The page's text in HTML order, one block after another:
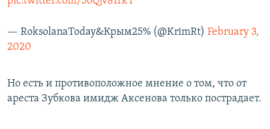
— RoksolanaToday&Крым25% (@KrimRt) February 3,
2020
Но есть и противоположное мнение о том, что от
ареста Зубкова имидж Аксенова только пострадает.